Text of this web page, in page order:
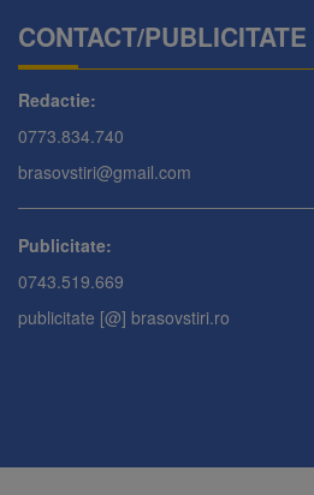
CONTACT/PUBLICITATE
Redactie:
0773.834.740
brasovstiri@gmail.com
Publicitate:
0743.519.669
publicitate [@] brasovstiri.ro